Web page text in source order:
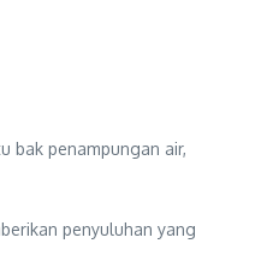
bak penampungan air,
penyuluhan yang